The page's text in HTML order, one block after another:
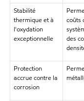
Stabilité
thermique et à
l'oxydation
exceptionnelle
coûts
des
Protection
accrue contre la
corrosion